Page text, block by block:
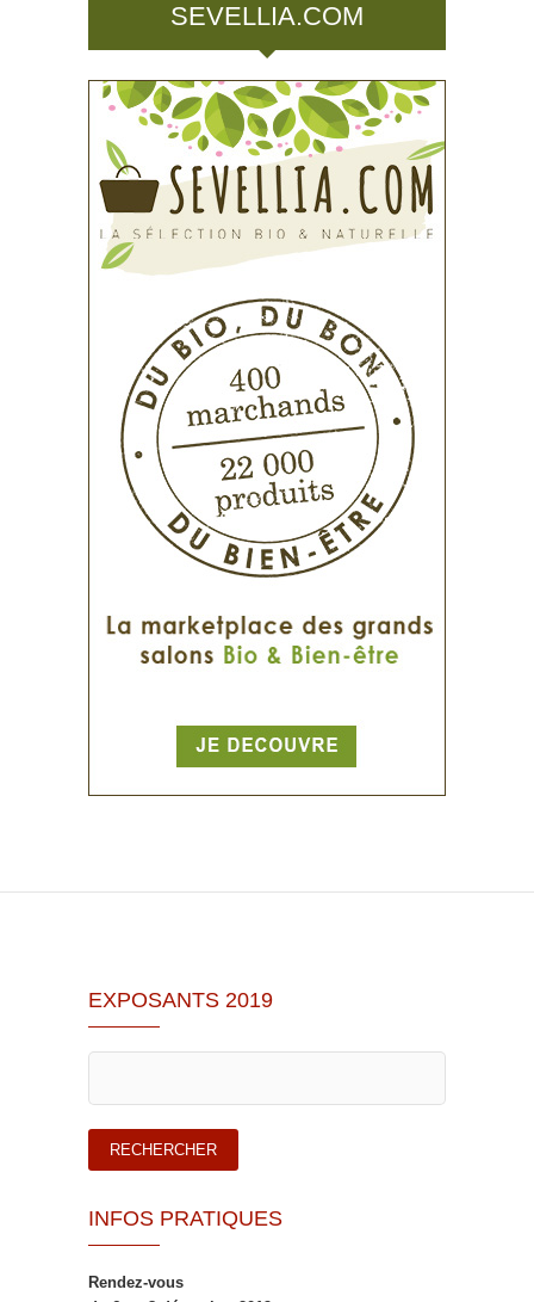
SEVELLIA.COM
EXPOSANTS 2019
INFOS PRATIQUES
Rendez-vous